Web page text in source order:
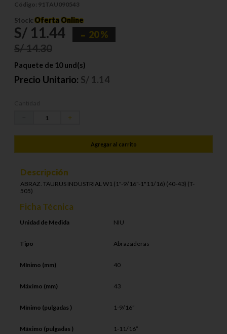
Código: 91TAU090543
Stock: Oferta Online
S/ 11.44 20 %
S/14.30
Paquete de 10 und(s)
Precio Unitario: S/ 1.14
＋
Agregar al carrito
Descripción
ABRAZ. TAURUS INDUSTRIAL W1 (1"-9/16"-1"11/16) (40-43) (T-
505)
Ficha Técnica
Unidad de Medida NIU
Tipo Abrazaderas
Mínimo (mm) 40
Máximo (mm) 43
Mínimo (pulgadas ) 1-9/16”
Máximo (pulgadas ) 1-11/16”